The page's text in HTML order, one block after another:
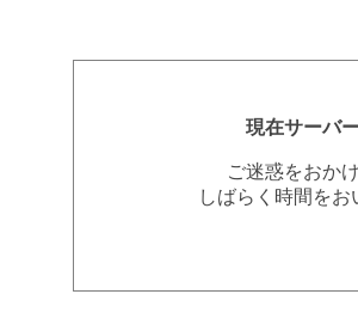
現在サーバ
ご迷惑をおか
しばらく時間を